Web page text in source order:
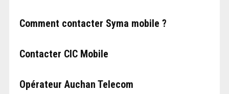
Comment contacter Syma mobile ?
Contacter CIC Mobile
Opérateur Auchan Telecom